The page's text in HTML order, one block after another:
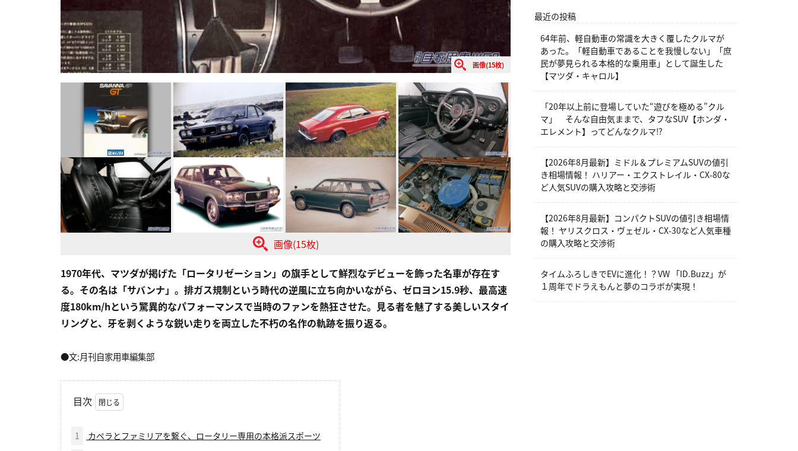
画像(15枚)
画像(15枚)
1970年代、マツダが掲げた「ロータリゼーション」の旗手として鮮烈なデビューを飾った名車が存在す
る。その名は「サバンナ」。排ガス規制という時代の逆風に立ち向かいながら、ゼロヨン15.9秒、最高速
度180km/hという驚異的なパフォーマンスで当時のファンを熱狂させた。見る者を魅了する美しいスタイ
リングと、牙を剥くような鋭い走りを両立した不朽の名作の軌跡を振り返る。
●文:月刊自家用車編集部
目次
1
カペラとファミリアを繋ぐ、ロータリー専用の本格派スポーツ
最近の投稿
64年前、軽自動車の常識を大きく覆したクルマが
あった。「軽自動車であることを我慢しない」「庶
民が夢見られる本格的な乗用車」として誕生した
【マツダ・キャロル】
「20年以上前に登場していた“遊びを極める”クル
マ」 そんな自由気ままで、タフなSUV【ホンダ・
エレメント】ってどんなクルマ⁉︎
【2026年8月最新】ミドル＆プレミアムSUVの値引
き相場情報！ ハリアー・エクストレイル・CX-80な
ど人気SUVの購入攻略と交渉術
【2026年8月最新】コンパクトSUVの値引き相場情
報！ ヤリスクロス・ヴェゼル・CX-30など人気車種
の購入攻略と交渉術
タイムふろしきでEVに進化！？VW 「ID.Buzz」が
１周年でドラえもんと夢のコラボが実現！